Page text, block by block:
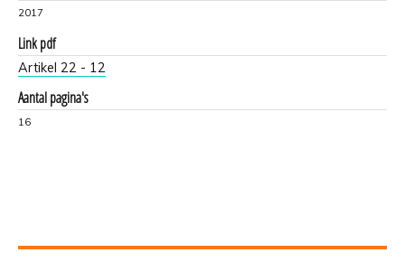
2017
Link pdf
Artikel 22 - 12
Aantal pagina's
16